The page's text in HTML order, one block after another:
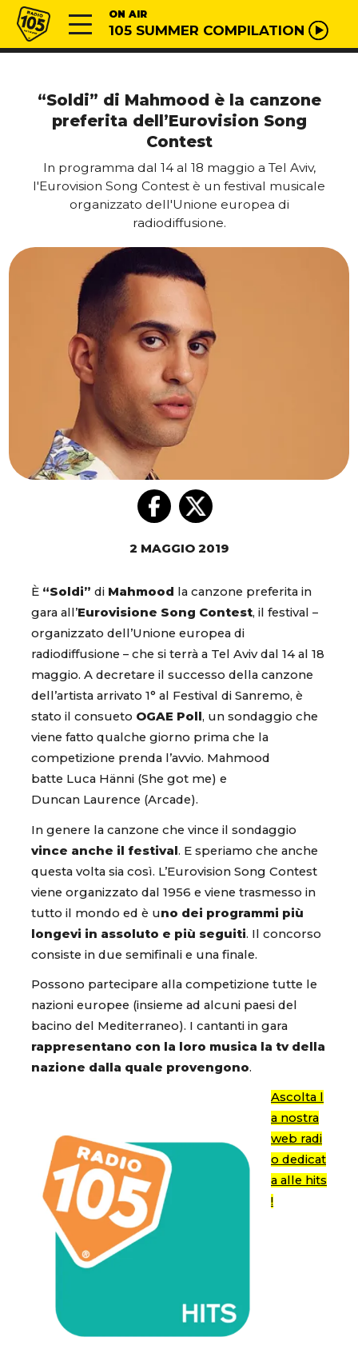
Vai al contenuto
Radio 105 ON AIR
105 SUMMER COMPILATION
“Soldi” di Mahmood è la canzone
preferita dell’Eurovision Song
Contest
In programma dal 14 al 18 maggio a Tel Aviv,
l'Eurovision Song Contest è un festival musicale
organizzato dell'Unione europea di
radiodiffusione.
2 MAGGIO 2019
È “Soldi” di Mahmood
la canzone preferita in
gara all’Eurovisione Song Contest, il festival –
organizzato dell’Unione europea di
radiodiffusione – che si terrà a Tel Aviv dal 14 al 18
maggio. A decretare il successo della canzone
dell’artista arrivato 1° al Festival di Sanremo, è
stato il consueto OGAE Poll , un sondaggio che
viene fatto qualche giorno prima che la
competizione prenda l’avvio. Mahmood
batte Luca Hänni (She got me) e
Duncan Laurence (Arcade).
In genere la canzone che vince il sondaggio
vince anche il festival. E speriamo che anche
questa volta sia così. L’Eurovision Song Contest
viene organizzato dal 1956 e viene trasmesso in
tutto il mondo ed è uno dei programmi più
longevi in assoluto e più seguiti. Il concorso
consiste in due semifinali e una finale.
Possono partecipare alla competizione tutte le
nazioni europee (insieme ad alcuni paesi del
bacino del Mediterraneo). I cantanti in gara
rappresentano con la loro musica la tv della
nazione dalla quale provengono.
Ascolta l
a nostra
web radi
o dedicat
a alle hits
!